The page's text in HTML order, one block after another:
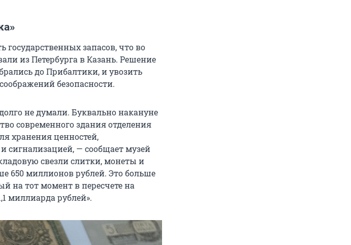
государственных запасов, что во
из Петербурга в Казань. Решение
до Прибалтики, и увозить
безопасности.
не думали. Буквально накануне
современного здания отделения
хранения ценностей,
— сообщает музей
свезли слитки, монеты и
650 миллионов рублей. Это больше
на тот момент в пересчете на
миллиарда рублей».